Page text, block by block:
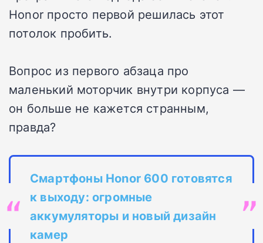
Honor просто первой решилась этот
потолок пробить.
Вопрос из первого абзаца про
маленький моторчик внутри корпуса —
он больше не кажется странным,
правда?
Смартфоны Honor 600 готовятся
к выходу: огромные
аккумуляторы и новый дизайн
камер